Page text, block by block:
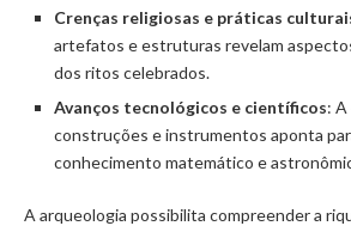
Crenças religiosas e práticas
artefatos e estruturas revelam
dos ritos celebrados.
Avanços tecnológicos e científicos:
construções e instrumentos aponta
conhecimento matemático e
A arqueologia possibilita compreender a